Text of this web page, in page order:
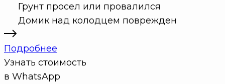
Грунт просел или провалился
Домик над колодцем поврежден
Подробнее
Узнать стоимость
в WhatsApp